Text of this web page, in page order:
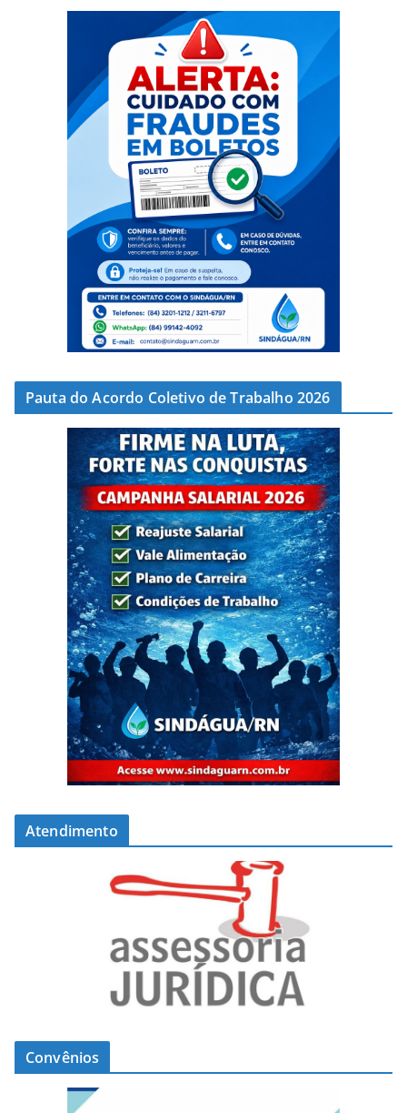
Pauta do Acordo Coletivo de Trabalho 2026
Atendimento
Convênios